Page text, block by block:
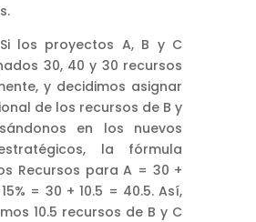
los proyectos A, B y C
30, 40 y 30 recursos
y decidimos asignar
de los recursos de B y
en los nuevos
la fórmula
Recursos para A = 30 +
= 30 + 10.5 = 40.5. Así,
10.5 recursos de B y C